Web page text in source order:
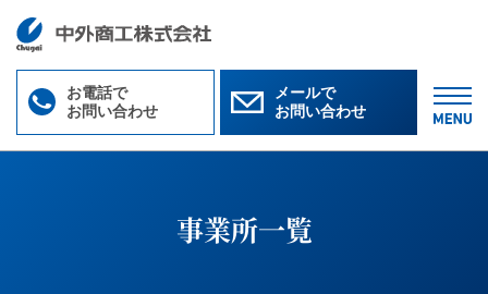
お電話で
お問い合わせ
メールで
お問い合わせ
事業所一覧